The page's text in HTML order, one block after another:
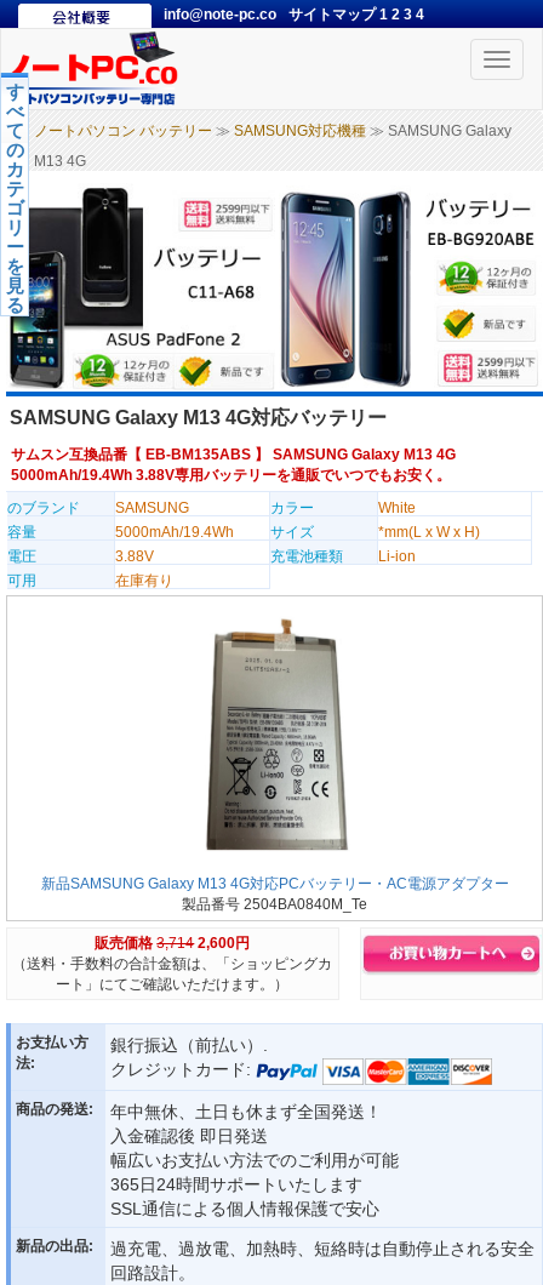
info@note-pc.co サイトマップ1 2 3 4
Toggle
ノートパソコン バッテリー ≫ SAMSUNG対応機種 ≫ SAMSUNG Galaxy
M13 4G
す
べ
て
の
カ
テ
ゴ
リ
ー
を
見
る
SAMSUNG Galaxy M13 4G対応バッテリー
サムスン互換品番【 EB-BM135ABS 】 SAMSUNG Galaxy M13 4G
5000mAh/19.4Wh 3.88V専用バッテリーを通販でいつでもお安く。
のブランド
SAMSUNG カラー
White
容量
5000mAh/19.4Wh サイズ
*mm(L x W x H)
電圧
3.88V 充電池種類
Li-ion
可用
在庫有り
新品SAMSUNG Galaxy M13 4G対応PCバッテリー・AC電源アダプター
製品番号 2504BA0840M_Te
販売価格 3,714 2,600円
（送料・手数料の合計金額は、「ショッピングカ
ート」にてご確認いただけます。）
お支払い方
法:
銀行振込（前払い）.
クレジットカード:
商品の発送:
年中無休、土日も休まず全国発送！
入金確認後 即日発送
幅広いお支払い方法でのご利用が可能
365日24時間サポートいたします
SSL通信による個人情報保護で安心
新品の出品:
過充電、過放電、加熱時、短絡時は自動停止される安全
回路設計。